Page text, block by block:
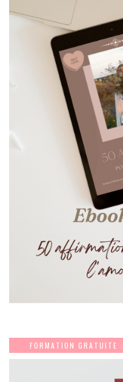
FORMATION GRATUITE